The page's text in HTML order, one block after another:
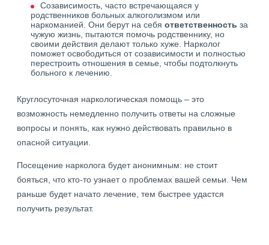
Созависимость, часто встречающаяся у
родственников больных алкоголизмом или
наркоманией. Они берут на себя ответственность за
чужую жизнь, пытаются помочь родственнику, но
своими действия делают только хуже. Нарколог
поможет освободиться от созависимости и полностью
перестроить отношения в семье, чтобы подтолкнуть
больного к лечению.
Круглосуточная наркологическая помощь – это
возможность немедленно получить ответы на сложные
вопросы и понять, как нужно действовать правильно в
опасной ситуации.
Посещение нарколога будет анонимным: не стоит
бояться, что кто-то узнает о проблемах вашей семьи. Чем
раньше будет начато лечение, тем быстрее удастся
получить результат.